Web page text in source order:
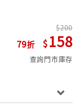
79
200
158
查詢門市庫存